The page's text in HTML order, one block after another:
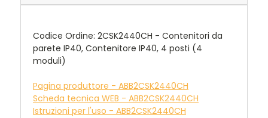
Codice Ordine: 2CSK2440CH - Contenitori da
parete IP40, Contenitore IP40, 4 posti (4
moduli)
Pagina produttore - ABB2CSK2440CH
Scheda tecnica WEB - ABB2CSK2440CH
Istruzioni per l'uso - ABB2CSK2440CH